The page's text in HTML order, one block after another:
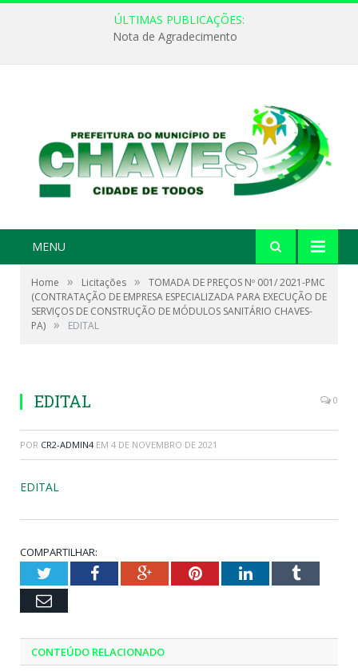
ÚLTIMAS PUBLICAÇÕES:
Nota de Agradecimento
MENU
Home » Licitações »
TOMADA DE PREÇOS Nº 001/ 2021-PMC
(CONTRATAÇÃO DE EMPRESA ESPECIALIZADA PARA EXECUÇÃO DE
SERVIÇOS DE CONSTRUÇÃO DE MÓDULOS SANITÁRIO CHAVES-
PA) » EDITAL
EDITAL 0
POR CR2-ADMIN4 EM 4 DE NOVEMBRO DE 2021
EDITAL
COMPARTILHAR:
TwitterFacebookGoogle+PinterestLinkedInTumblr
Email
CONTEÚDO RELACIONADO